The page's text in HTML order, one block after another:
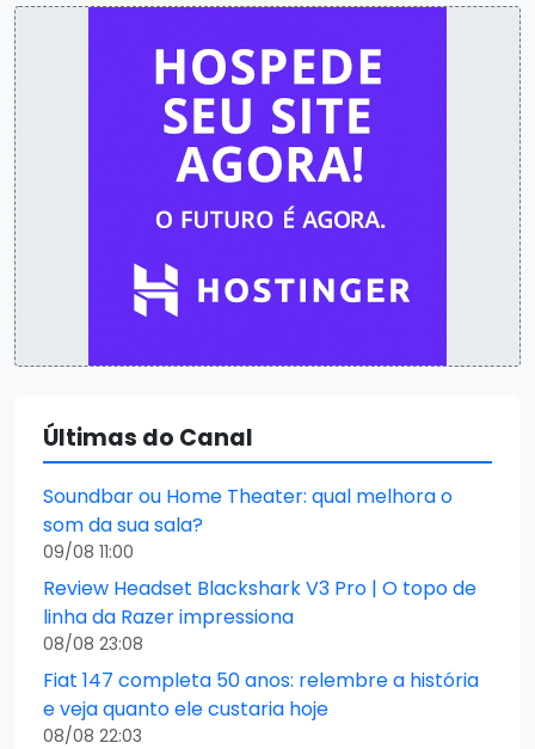
Últimas do Canal
Soundbar ou Home Theater: qual melhora o
som da sua sala?
09/08 11:00
Review Headset Blackshark V3 Pro | O topo de
linha da Razer impressiona
08/08 23:08
Fiat 147 completa 50 anos: relembre a história
e veja quanto ele custaria hoje
08/08 22:03